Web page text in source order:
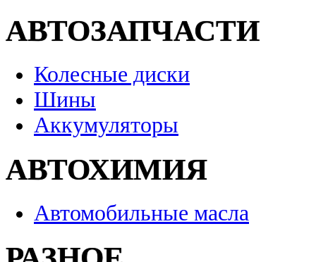
АВТОЗАПЧАСТИ
Колесные диски
Шины
Аккумуляторы
АВТОХИМИЯ
Автомобильные масла